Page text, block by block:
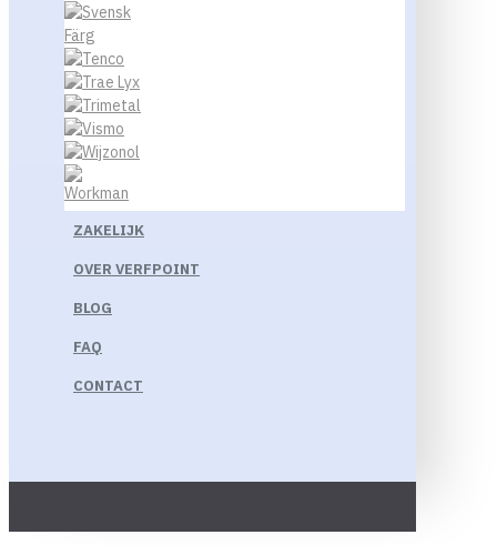
ZAKELIJK
OVER VERFPOINT
BLOG
FAQ
CONTACT